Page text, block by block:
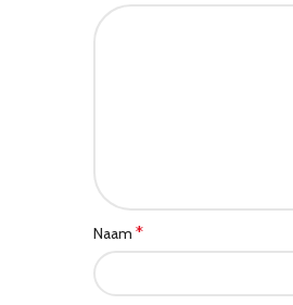
Naam *